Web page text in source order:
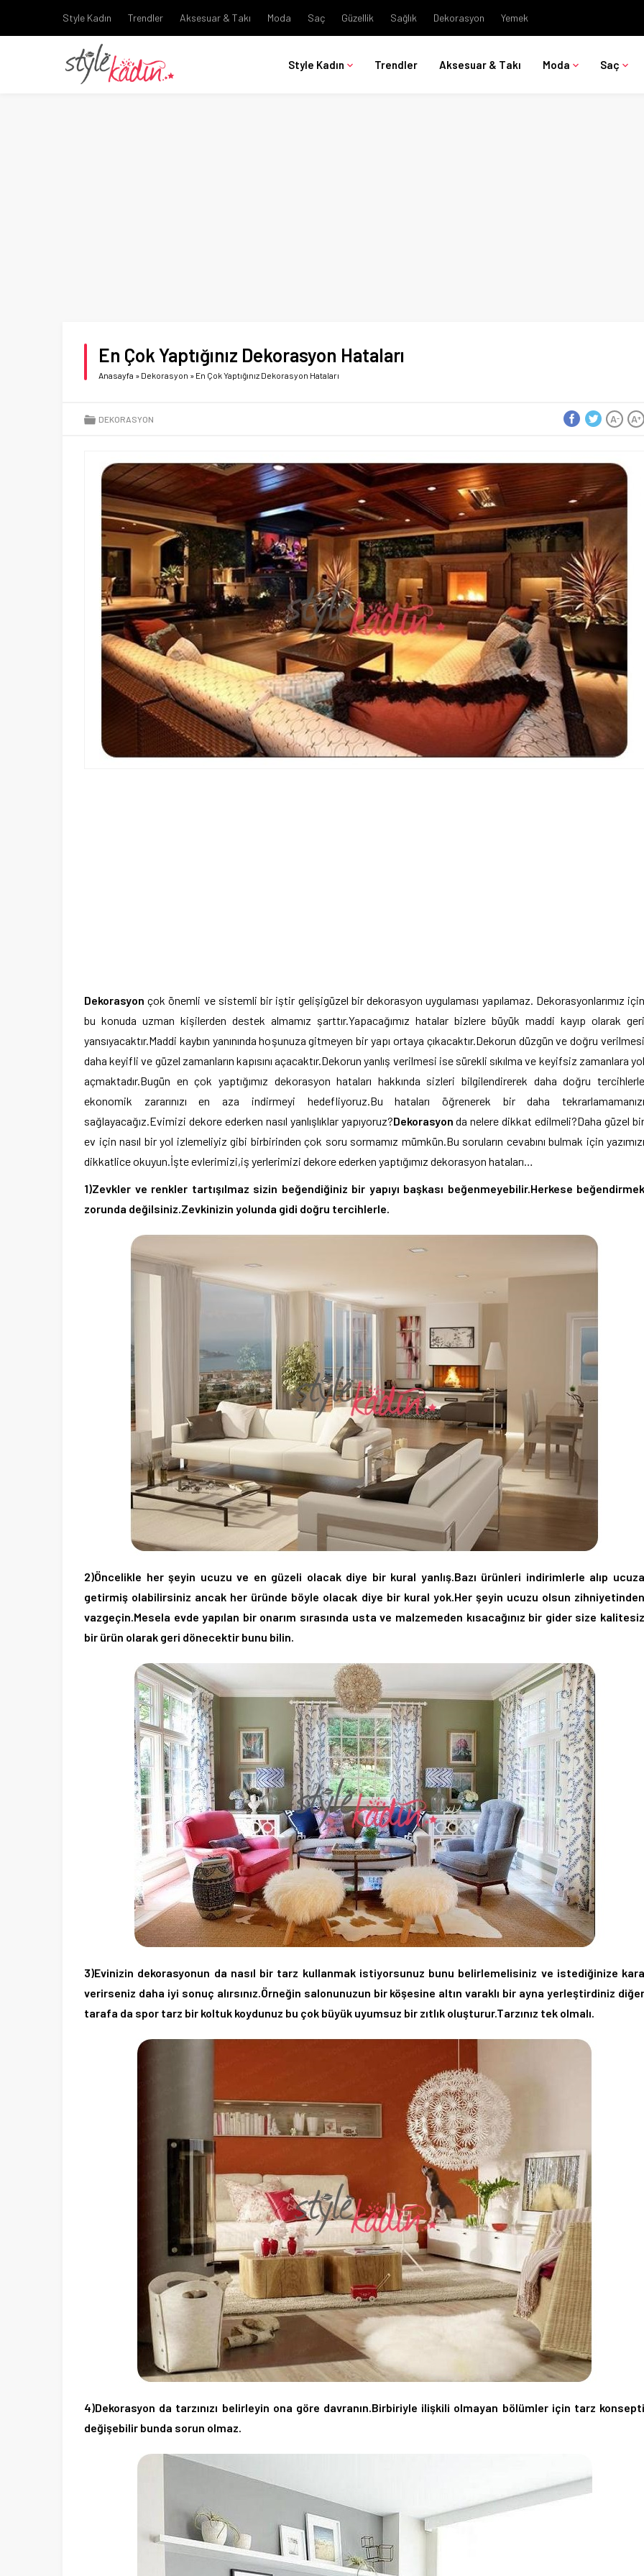
Style Kadın Trendler Aksesuar & Takı Moda Saç Güzellik Sağlık Dekorasyon Yemek
Style Kadın Trendler Aksesuar & Takı Moda Saç
En Çok Yaptığınız Dekorasyon Hataları
Anasayfa » Dekorasyon » En Çok Yaptığınız Dekorasyon Hataları
DEKORASYON A+
A-
Dekorasyon çok önemli ve sistemli bir iştir gelişigüzel bir dekorasyon uygulaması yapılamaz. Dekorasyonlarımız için
bu konuda uzman kişilerden destek almamız şarttır.Yapacağımız hatalar bizlere büyük maddi kayıp olarak geri
yansıyacaktır.Maddi kaybın yanınında hoşunuza gitmeyen bir yapı ortaya çıkacaktır.Dekorun düzgün ve doğru verilmesi
daha keyifli ve güzel zamanların kapısını açacaktır.Dekorun yanlış verilmesi ise sürekli sıkılma ve keyifsiz zamanlara yol
açmaktadır.Bugün en çok yaptığımız dekorasyon hataları hakkında sizleri bilgilendirerek daha doğru tercihlerle
ekonomik zararınızı en aza indirmeyi hedefliyoruz.Bu hataları öğrenerek bir daha tekrarlamamanızı
sağlayacağız.Evimizi dekore ederken nasıl yanlışlıklar yapıyoruz?Dekorasyon da nelere dikkat edilmeli?Daha güzel
ev için nasıl bir yol izlemeliyiz gibi birbirinden çok soru sormamız mümkün.Bu soruların cevabını bulmak için yazımızı
dikkatlice okuyun.İşte evlerimizi,iş yerlerimizi dekore ederken yaptığımız dekorasyon hataları…
1)Zevkler ve renkler tartışılmaz sizin beğendiğiniz bir yapıyı başkası beğenmeyebilir.Herkese beğendirmek
zorunda değilsiniz.Zevkinizin yolunda gidi doğru tercihlerle.
2)Öncelikle her şeyin ucuzu ve en güzeli olacak diye bir kural yanlış.Bazı ürünleri indirimlerle alıp ucuza
getirmiş olabilirsiniz ancak her üründe böyle olacak diye bir kural yok.Her şeyin ucuzu olsun zihniyetinden
vazgeçin.Mesela evde yapılan bir onarım sırasında usta ve malzemeden kısacağınız bir gider size kalitesiz
bir ürün olarak geri dönecektir bunu bilin.
3)Evinizin dekorasyonun da nasıl bir tarz kullanmak istiyorsunuz bunu belirlemelisiniz ve istediğinize kara
verirseniz daha iyi sonuç alırsınız.Örneğin salonunuzun bir köşesine altın varaklı bir ayna yerleştirdiniz diğer
tarafa da spor tarz bir koltuk koydunuz bu çok büyük uyumsuz bir zıtlık oluşturur.Tarzınız tek olmalı.
4)Dekorasyon da tarzınızı belirleyin ona göre davranın.Birbiriyle ilişkili olmayan bölümler için tarz konsepti
değişebilir bunda sorun olmaz.